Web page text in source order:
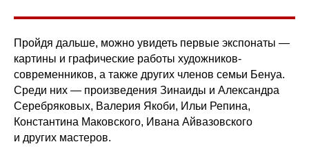
Пройдя дальше, можно увидеть первые экспонаты —
картины и графические работы художников-
современников, а также других членов семьи Бенуа.
Среди них — произведения Зинаиды и Александра
Серебряковых, Валерия Якоби, Ильи Репина,
Константина Маковского, Ивана Айвазовского
и других мастеров.